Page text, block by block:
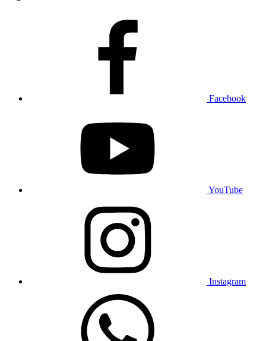
Facebook
YouTube
Instagram